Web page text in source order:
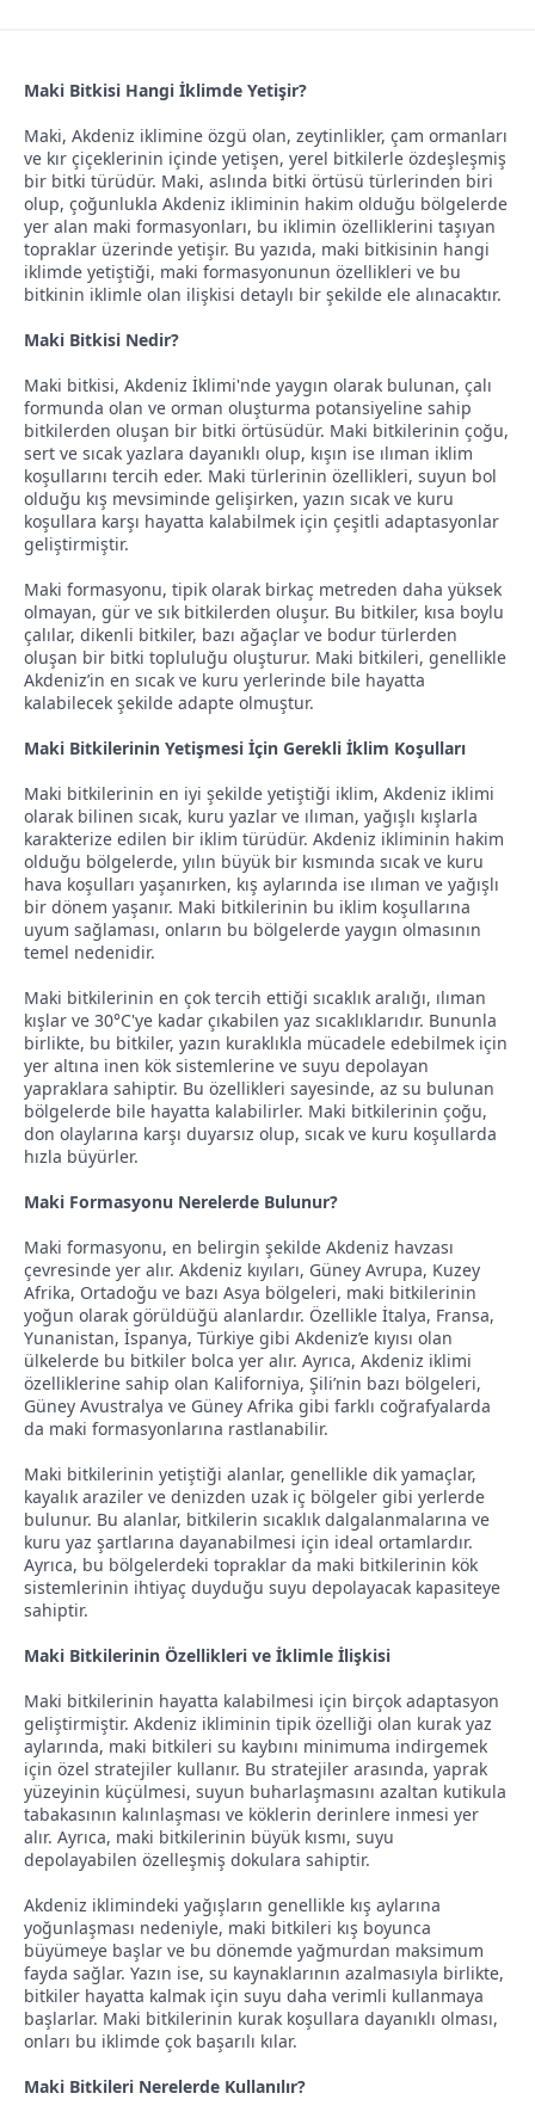
t
n
r
h
i
Maki Bitkisi Hangi İklimde Yetişir?
Maki, Akdeniz iklimine özgü olan, zeytinlikler, çam ormanları
ve kır çiçeklerinin içinde yetişen, yerel bitkilerle özdeşleşmiş
bir bitki türüdür. Maki, aslında bitki örtüsü türlerinden biri
olup, çoğunlukla Akdeniz ikliminin hakim olduğu bölgelerde
yer alan maki formasyonları, bu iklimin özelliklerini taşıyan
topraklar üzerinde yetişir. Bu yazıda, maki bitkisinin hangi
iklimde yetiştiği, maki formasyonunun özellikleri ve bu
bitkinin iklimle olan ilişkisi detaylı bir şekilde ele alınacaktır.
Maki Bitkisi Nedir?
Maki bitkisi, Akdeniz İklimi'nde yaygın olarak bulunan, çalı
formunda olan ve orman oluşturma potansiyeline sahip
bitkilerden oluşan bir bitki örtüsüdür. Maki bitkilerinin çoğu,
sert ve sıcak yazlara dayanıklı olup, kışın ise ılıman iklim
koşullarını tercih eder. Maki türlerinin özellikleri, suyun bol
olduğu kış mevsiminde gelişirken, yazın sıcak ve kuru
koşullara karşı hayatta kalabilmek için çeşitli adaptasyonlar
geliştirmiştir.
Maki formasyonu, tipik olarak birkaç metreden daha yüksek
olmayan, gür ve sık bitkilerden oluşur. Bu bitkiler, kısa boylu
çalılar, dikenli bitkiler, bazı ağaçlar ve bodur türlerden
oluşan bir bitki topluluğu oluşturur. Maki bitkileri, genellikle
Akdeniz’in en sıcak ve kuru yerlerinde bile hayatta
kalabilecek şekilde adapte olmuştur.
Maki Bitkilerinin Yetişmesi İçin Gerekli İklim Koşulları
Maki bitkilerinin en iyi şekilde yetiştiği iklim, Akdeniz iklimi
olarak bilinen sıcak, kuru yazlar ve ılıman, yağışlı kışlarla
karakterize edilen bir iklim türüdür. Akdeniz ikliminin hakim
olduğu bölgelerde, yılın büyük bir kısmında sıcak ve kuru
hava koşulları yaşanırken, kış aylarında ise ılıman ve yağışlı
bir dönem yaşanır. Maki bitkilerinin bu iklim koşullarına
uyum sağlaması, onların bu bölgelerde yaygın olmasının
temel nedenidir.
Maki bitkilerinin en çok tercih ettiği sıcaklık aralığı, ılıman
kışlar ve 30°C'ye kadar çıkabilen yaz sıcaklıklarıdır. Bununla
birlikte, bu bitkiler, yazın kuraklıkla mücadele edebilmek için
yer altına inen kök sistemlerine ve suyu depolayan
yapraklara sahiptir. Bu özellikleri sayesinde, az su bulunan
bölgelerde bile hayatta kalabilirler. Maki bitkilerinin çoğu,
don olaylarına karşı duyarsız olup, sıcak ve kuru koşullarda
hızla büyürler.
Maki Formasyonu Nerelerde Bulunur?
Maki formasyonu, en belirgin şekilde Akdeniz havzası
çevresinde yer alır. Akdeniz kıyıları, Güney Avrupa, Kuzey
Afrika, Ortadoğu ve bazı Asya bölgeleri, maki bitkilerinin
yoğun olarak görüldüğü alanlardır. Özellikle İtalya, Fransa,
Yunanistan, İspanya, Türkiye gibi Akdeniz’e kıyısı olan
ülkelerde bu bitkiler bolca yer alır. Ayrıca, Akdeniz iklimi
özelliklerine sahip olan Kaliforniya, Şili’nin bazı bölgeleri,
Güney Avustralya ve Güney Afrika gibi farklı coğrafyalarda
da maki formasyonlarına rastlanabilir.
Maki bitkilerinin yetiştiği alanlar, genellikle dik yamaçlar,
kayalık araziler ve denizden uzak iç bölgeler gibi yerlerde
bulunur. Bu alanlar, bitkilerin sıcaklık dalgalanmalarına ve
kuru yaz şartlarına dayanabilmesi için ideal ortamlardır.
Ayrıca, bu bölgelerdeki topraklar da maki bitkilerinin kök
sistemlerinin ihtiyaç duyduğu suyu depolayacak kapasiteye
sahiptir.
Maki Bitkilerinin Özellikleri ve İklimle İlişkisi
Maki bitkilerinin hayatta kalabilmesi için birçok adaptasyon
geliştirmiştir. Akdeniz ikliminin tipik özelliği olan kurak yaz
aylarında, maki bitkileri su kaybını minimuma indirgemek
için özel stratejiler kullanır. Bu stratejiler arasında, yaprak
yüzeyinin küçülmesi, suyun buharlaşmasını azaltan kutikula
tabakasının kalınlaşması ve köklerin derinlere inmesi yer
alır. Ayrıca, maki bitkilerinin büyük kısmı, suyu
depolayabilen özelleşmiş dokulara sahiptir.
Akdeniz iklimindeki yağışların genellikle kış aylarına
yoğunlaşması nedeniyle, maki bitkileri kış boyunca
büyümeye başlar ve bu dönemde yağmurdan maksimum
fayda sağlar. Yazın ise, su kaynaklarının azalmasıyla birlikte,
bitkiler hayatta kalmak için suyu daha verimli kullanmaya
başlarlar. Maki bitkilerinin kurak koşullara dayanıklı olması,
onları bu iklimde çok başarılı kılar.
Maki Bitkileri Nerelerde Kullanılır?